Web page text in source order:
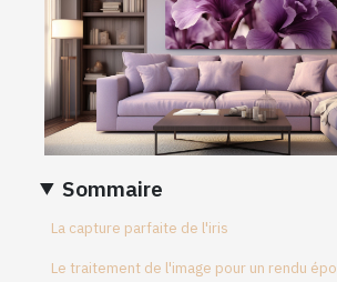
Sommaire
La capture parfaite de l'iris
Le traitement de l'image pour un rendu